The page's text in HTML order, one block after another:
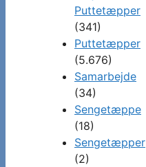
Puttetæpper
(341)
Puttetæpper
(5.676)
Samarbejde
(34)
Sengetæppe
(18)
Sengetæpper
(2)